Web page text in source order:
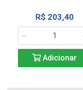
R$ 203,40
Adicionar